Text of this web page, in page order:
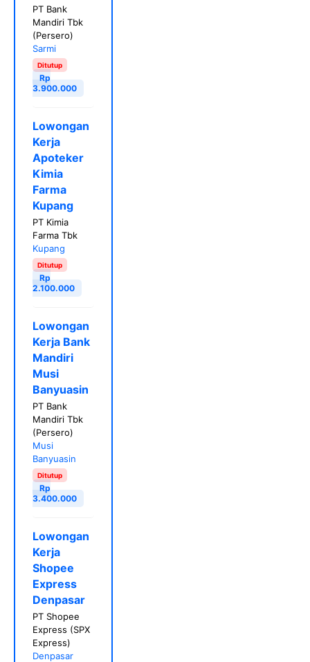
PT Bank
Mandiri Tbk
(Persero)
Sarmi
Ditutup
Rp
3.900.000
Lowongan
Kerja
Apoteker
Kimia
Farma
Kupang
PT Kimia
Farma Tbk
Kupang
Ditutup
Rp
2.100.000
Lowongan
Kerja Bank
Mandiri
Musi
Banyuasin
PT Bank
Mandiri Tbk
(Persero)
Musi
Banyuasin
Ditutup
Rp
3.400.000
Lowongan
Kerja
Shopee
Express
Denpasar
PT Shopee
Express (SPX
Express)
Denpasar